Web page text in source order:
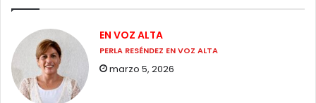
EN VOZ ALTA
PERLA RESÉNDEZ EN VOZ ALTA
marzo 5, 2026